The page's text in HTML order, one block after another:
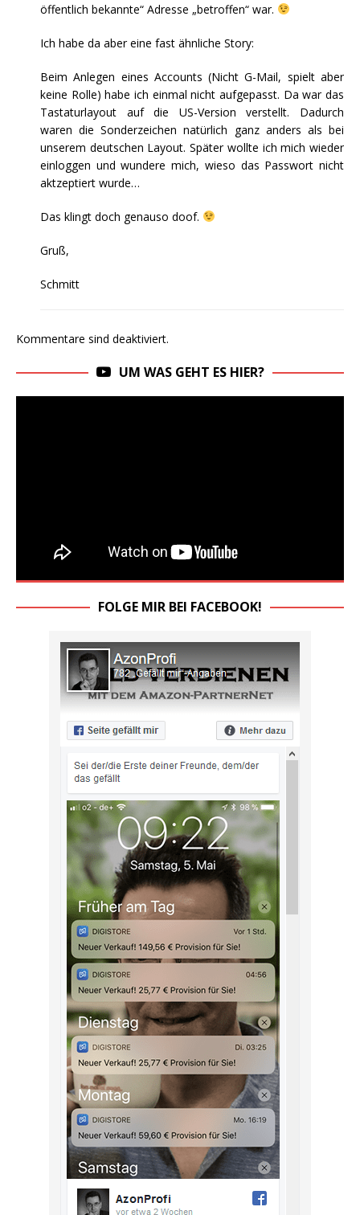
öffentlich bekannte“ Adresse „betroffen“ war.
Ich habe da aber eine fast ähnliche Story:
Beim Anlegen eines Accounts (Nicht G-Mail, spielt aber
keine Rolle) habe ich einmal nicht aufgepasst. Da war das
Tastaturlayout auf die US-Version verstellt. Dadurch
waren die Sonderzeichen natürlich ganz anders als bei
unserem deutschen Layout. Später wollte ich mich wieder
einloggen und wundere mich, wieso das Passwort nicht
aktzeptiert wurde…
Das klingt doch genauso doof.
Gruß,
Schmitt
Kommentare sind deaktiviert.
UM WAS GEHT ES HIER?
FOLGE MIR BEI FACEBOOK!